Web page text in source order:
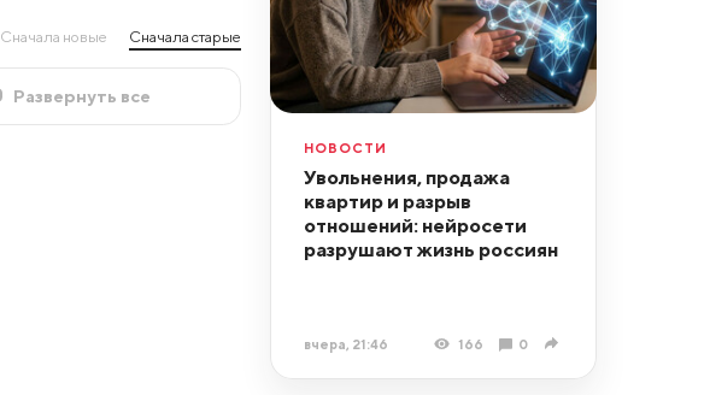
Сначала новые Сначала старые
Развернуть все
НОВОСТИ
Увольнения, продажа
квартир и разрыв
отношений: нейросети
разрушают жизнь россиян
вчера, 21:46 166 0